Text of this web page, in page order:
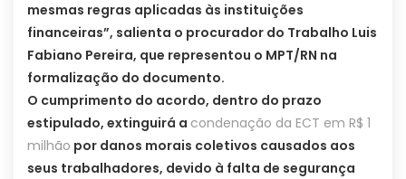
mesmas regras aplicadas às instituições
financeiras”, salienta o procurador do Trabalho Luis
Fabiano Pereira, que representou o MPT/RN na
formalização do documento.
O cumprimento do acordo, dentro do prazo
estipulado, extinguirá a condenação da ECT em R$ 1
milhão por danos morais coletivos causados aos
seus trabalhadores, devido à falta de segurança